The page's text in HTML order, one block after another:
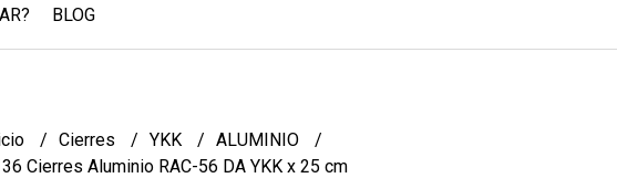
BLOG
Cierres YKK
ALUMINIO
Cierres Aluminio RAC-56 DA YKK x 25 cm